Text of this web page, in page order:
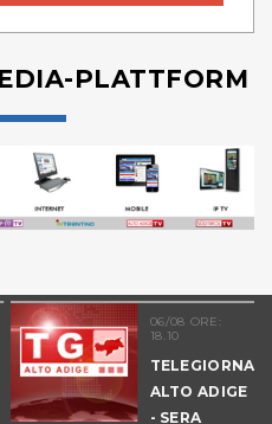
PLATTFORM
06/08 ORE:
ALTO
-